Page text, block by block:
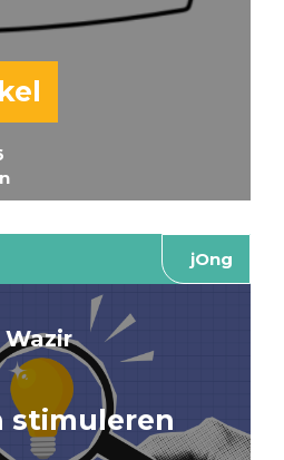
jOng
Wazir
stimuleren